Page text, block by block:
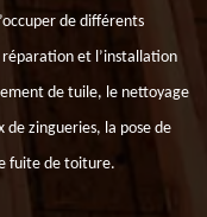
de différents
et l’installation
de tuile, le nettoyage
zingueries, la pose de
fuite de toiture.